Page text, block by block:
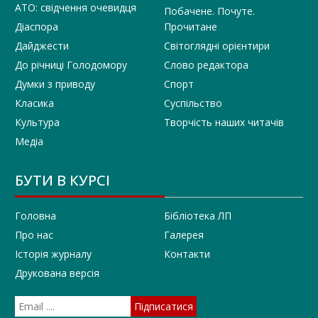
АТО: свідчення очевидця
Діаспора
Дайджести
До річниці Голодомору
Думки з приводу
Класика
Культура
Медіа
Побачене. Почуте.
Прочитане
Світоглядні орієнтири
Слово редактора
Спорт
Суспільство
Творчість наших читачів
БУТИ В КУРСІ
Головна
Про нас
Історія журналу
Друкована версія
Бібліотека ЛП
Галерея
Контакти